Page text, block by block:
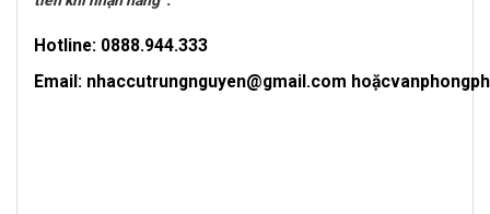
Hotline: 0888.944.333
Email: nhaccutrungnguyen@gmail.com